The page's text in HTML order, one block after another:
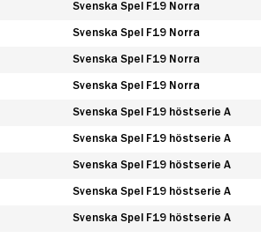
Svenska Spel F19 Norra
Svenska Spel F19 Norra
Svenska Spel F19 Norra
Svenska Spel F19 Norra
Svenska Spel F19 höstserie A
Svenska Spel F19 höstserie A
Svenska Spel F19 höstserie A
Svenska Spel F19 höstserie A
Svenska Spel F19 höstserie A